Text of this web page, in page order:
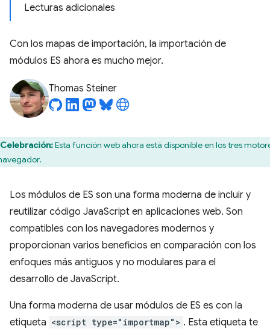
Lecturas adicionales
Con los mapas de importación, la importación de
módulos ES ahora es mucho mejor.
Thomas Steiner
Celebración:Esta función web ahora está disponible en los tres
Los módulos de ES son una forma moderna de incluir y
reutilizar código JavaScript en aplicaciones web. Son
compatibles con los navegadores modernos y
proporcionan varios beneficios en comparación con los
enfoques más antiguos y no modulares para el
desarrollo de JavaScript.
Una forma moderna de usar módulos de ES es con la
etiqueta <script type="importmap"> . Esta etiqueta te